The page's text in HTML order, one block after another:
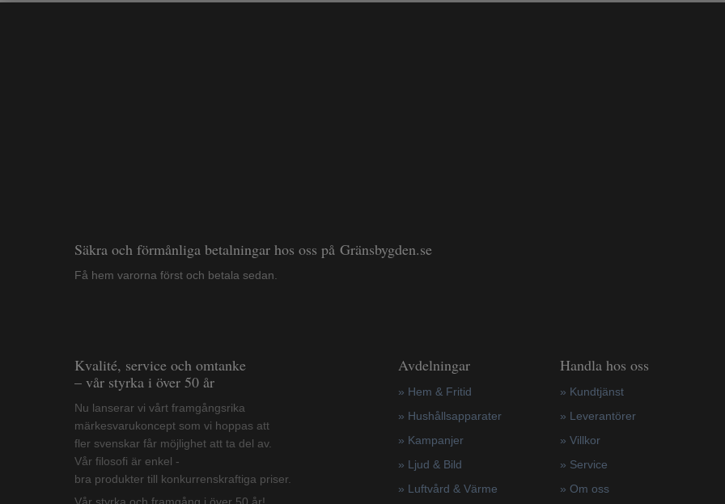
Säkra och förmånliga betalningar hos oss på Gränsbygden.se
Få hem varorna först och betala sedan.
Kvalité, service och omtanke
– vår styrka i över 50 år
Nu lanserar vi vårt framgångsrika
märkesvarukoncept som vi hoppas att
fler svenskar får möjlighet att ta del av.
Vår filosofi är enkel -
bra produkter till konkurrenskraftiga priser.
Vår styrka och framgång i över 50 år!
Avdelningar
» Hem & Fritid
» Hushållsapparater
» Kampanjer
» Ljud & Bild
» Luftvård & Värme
Handla hos oss
» Kundtjänst
» Leverantörer
» Villkor
» Service
» Om oss